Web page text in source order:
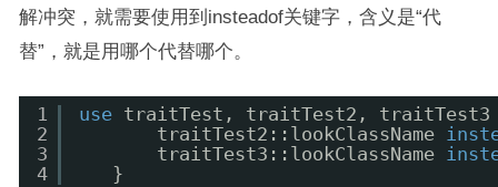
解冲突，就需要使用到insteadof关键字，含义是“代
替”，就是用哪个代替哪个。
1
2
3
4
use traitTest, traitTest2,
traitTest2::lookClassName
traitTest3::lookClassName
}